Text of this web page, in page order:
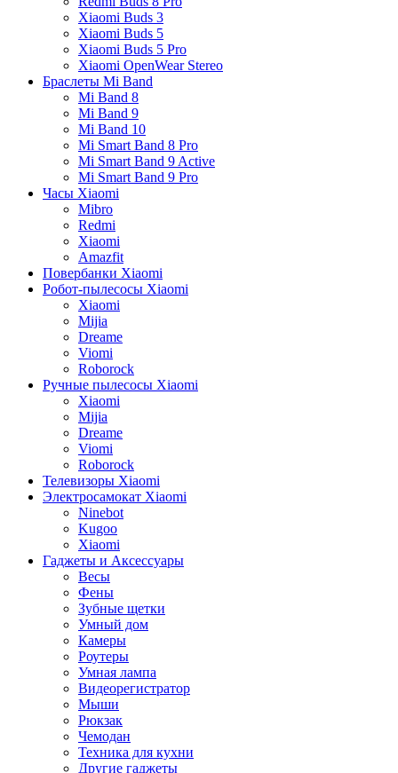
Xiaomi Buds 3
Xiaomi Buds 5
Xiaomi Buds 5 Pro
Xiaomi OpenWear Stereo
Браслеты Mi Band
Mi Band 8
Mi Band 9
Mi Band 10
Mi Smart Band 8 Pro
Mi Smart Band 9 Active
Mi Smart Band 9 Pro
Часы Xiaomi
Mibro
Redmi
Xiaomi
Amazfit
Повербанки Xiaomi
Робот-пылесосы Xiaomi
Xiaomi
Mijia
Dreame
Viomi
Roborock
Ручные пылесосы Xiaomi
Xiaomi
Mijia
Dreame
Viomi
Roborock
Телевизоры Xiaomi
Электросамокат Xiaomi
Ninebot
Kugoo
Xiaomi
Гаджеты и Аксессуары
Весы
Фены
Зубные щетки
Умный дом
Камеры
Роутеры
Умная лампа
Видеорегистратор
Мыши
Рюкзак
Чемодан
Техника для кухни
Другие гаджеты